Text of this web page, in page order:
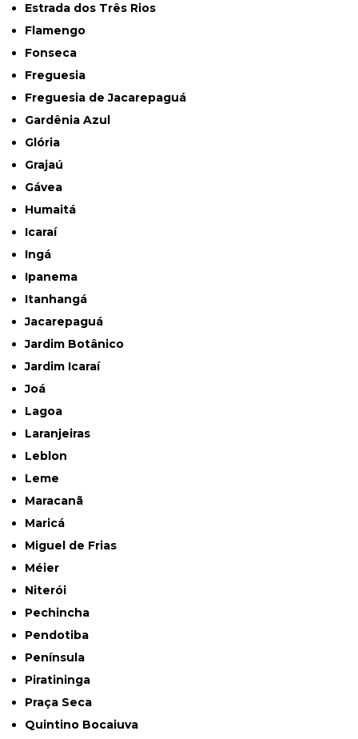
Estrada dos Três Rios
Flamengo
Fonseca
Freguesia
Freguesia de Jacarepaguá
Gardênia Azul
Glória
Grajaú
Gávea
Humaitá
Icaraí
Ingá
Ipanema
Itanhangá
Jacarepaguá
Jardim Botânico
Jardim Icaraí
Joá
Lagoa
Laranjeiras
Leblon
Leme
Maracanã
Maricá
Miguel de Frias
Méier
Niterói
Pechincha
Pendotiba
Península
Piratininga
Praça Seca
Quintino Bocaiuva